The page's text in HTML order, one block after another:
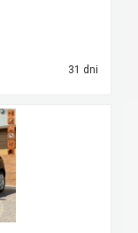
31 dni